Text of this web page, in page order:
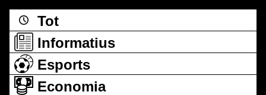
Tot
Informatius
Esports
Economia